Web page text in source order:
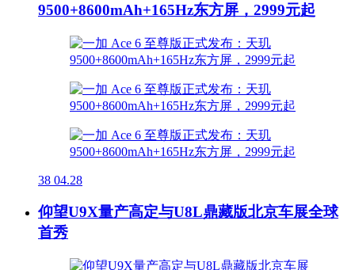
9500+8600mAh+165Hz东方屏，2999元起
38 04.28
仰望U9X量产高定与U8L鼎藏版北京车展全球
首秀